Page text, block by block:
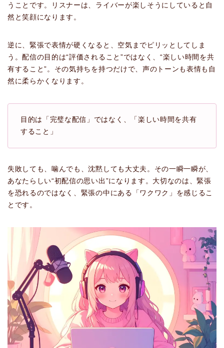
うことです。リスナーは、ライバーが楽しそうにしていると自
然と笑顔になります。
逆に、緊張で表情が硬くなると、空気までピリッとしてしま
う。配信の目的は“評価されること”ではなく、“楽しい時間を共
有すること”。その気持ちを持つだけで、声のトーンも表情も自
然に柔らかくなります。
目的は「完璧な配信」ではなく、「楽しい時間を共有
すること」
失敗しても、噛んでも、沈黙しても大丈夫。その一瞬一瞬が、
あなたらしい“初配信の思い出”になります。大切なのは、緊張
を恐れるのではなく、緊張の中にある「ワクワク」を感じるこ
とです。